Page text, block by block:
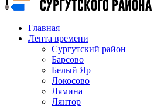
Главная
Лента времени
Сургутский район
Барсово
Белый Яр
Локосово
Лямина
Лянтор